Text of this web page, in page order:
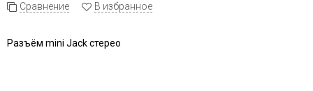
Сравнение В избранное
Разъём mini Jack стерео